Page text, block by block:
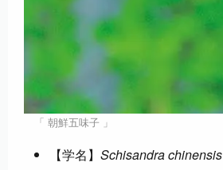
「 朝鮮五味子 」
【学名】 Schisandra chinensis